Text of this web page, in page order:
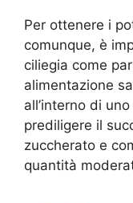
Per ottenere i
comunque, è
ciliegia come
alimentazione
all’interno di
prediligere il
zuccherato e
quantità